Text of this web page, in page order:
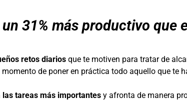
31% más productivo que
retos diarios que te motiven para tratar de
de poner en práctica todo aquello que te
las tareas más importantes y afronta de manera